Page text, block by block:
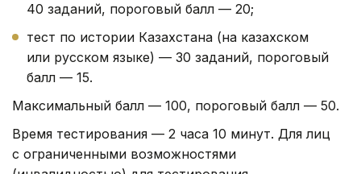
40 заданий, пороговый балл — 20;
тест по истории Казахстана (на казахском
или русском языке) — 30 заданий, пороговый
балл — 15.
Максимальный балл — 100, пороговый балл — 50.
Время тестирования — 2 часа 10 минут. Для лиц
с ограниченными возможностями